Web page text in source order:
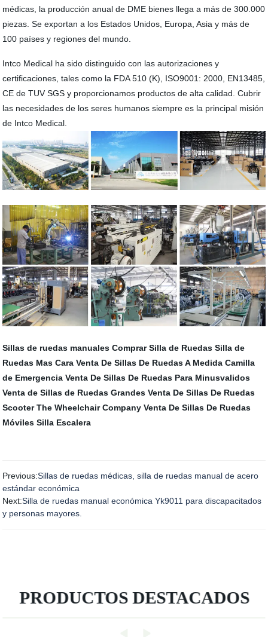
médicas, la producción anual de DME bienes llega a más de 300.000
piezas. Se exportan a los Estados Unidos, Europa, Asia y más de
100 países y regiones del mundo.
Intco Medical ha sido distinguido con las autorizaciones y
certificaciones, tales como la FDA 510 (K), ISO9001: 2000, EN13485,
CE de TUV SGS y proporcionamos productos de alta calidad. Cubrir
las necesidades de los seres humanos siempre es la principal misión
de Intco Medical.
Sillas de ruedas manuales Comprar Silla de Ruedas Silla de
Ruedas Mas Cara Venta De Sillas De Ruedas A Medida Camilla
de Emergencia Venta De Sillas De Ruedas Para Minusvalidos
Venta de Sillas de Ruedas Grandes Venta De Sillas De Ruedas
Scooter The Wheelchair Company Venta De Sillas De Ruedas
Móviles Silla Escalera
Previous:Sillas de ruedas médicas, silla de ruedas manual de acero
estándar económica
Next:Silla de ruedas manual económica Yk9011 para discapacitados
y personas mayores.
PRODUCTOS DESTACADOS